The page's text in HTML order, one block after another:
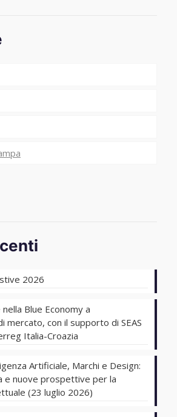
2026
nella Blue Economy a
mercato, con il supporto di SEAS
Italia-Croazia
Artificiale, Marchi e Design:
e nuove prospettive per la
(23 luglio 2026)